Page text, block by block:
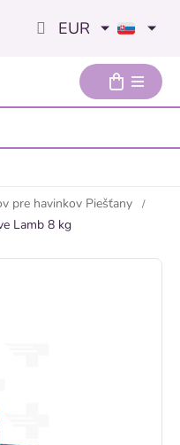
EUR
pre havinkov Piešťany
Lamb 8 kg